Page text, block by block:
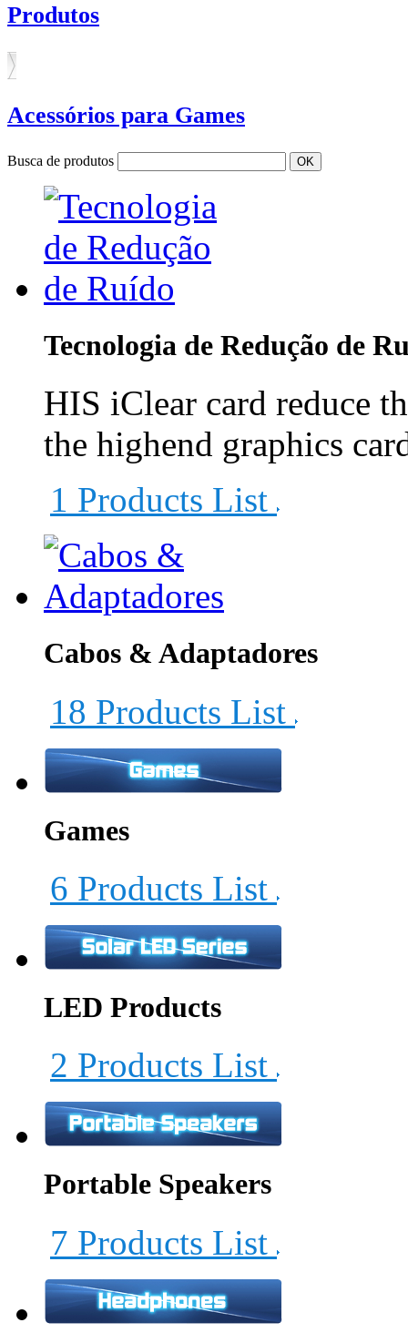
Produtos
Acessórios para Games
Busca de produtos
Tecnologia de Redução de
HIS iClear card reduce
the highend graphics
1 Products List
Cabos & Adaptadores
18 Products List
Games
6 Products List
LED Products
2 Products List
Portable Speakers
7 Products List